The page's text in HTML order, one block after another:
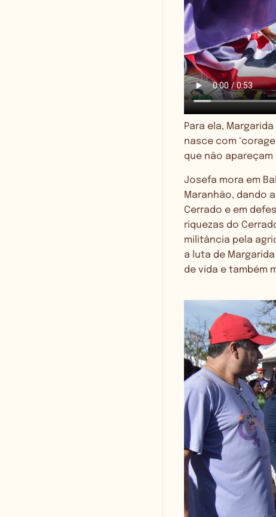
Para ela,
nasce com
que não
Josefa mora em
Maranhão, dando
Cerrado e em
riquezas do
militância pela
a luta de
de vida e também